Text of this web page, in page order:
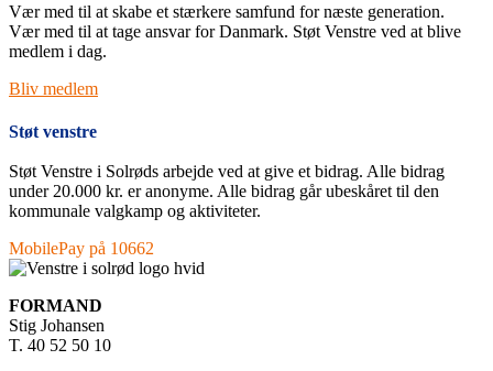
Vær med til at skabe et stærkere samfund for næste generation.
Vær med til at tage ansvar for Danmark. Støt Venstre ved at blive
medlem i dag.
Bliv medlem
Støt venstre
Støt Venstre i Solrøds arbejde ved at give et bidrag. Alle bidrag
under 20.000 kr. er anonyme. Alle bidrag går ubeskåret til den
kommunale valgkamp og aktiviteter.
MobilePay på 10662
FORMAND
Stig Johansen
T. 40 52 50 10